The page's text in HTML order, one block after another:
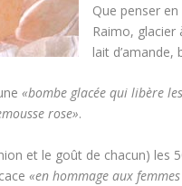
Que penser
Raimo,
lait d’amande,
«bombe glacée qui libère
rose».
et le goût de chacun) les
«en hommage aux